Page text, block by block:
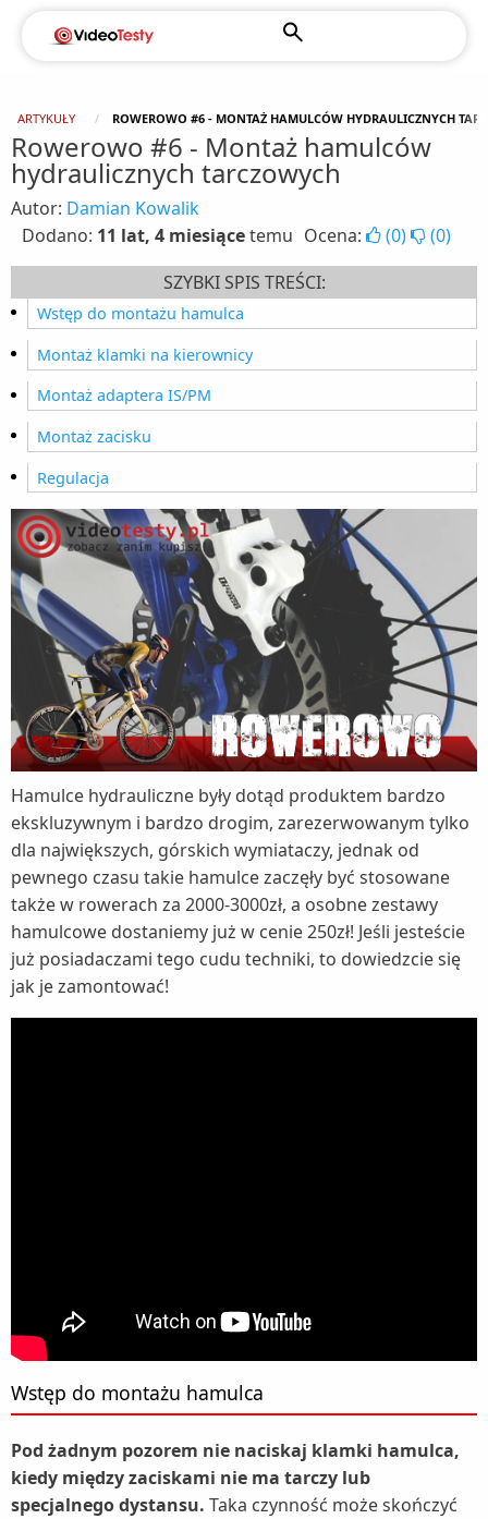
ARTYKUŁY ROWEROWO #6 - MONTAŻ HAMULCÓW HYDRAULICZNYCH
Rowerowo #6 - Montaż hamulców
hydraulicznych tarczowych
Autor: Damian Kowalik
Dodano: 11 lat, 4 miesiącetemu Ocena: (0) (0)
SZYBKI SPIS TREŚCI:
Wstęp do montażu hamulca
Montaż klamki na kierownicy
Montaż adaptera IS/PM
Montaż zacisku
Regulacja
Hamulce hydrauliczne były dotąd produktem bardzo
ekskluzywnym i bardzo drogim, zarezerwowanym tylko
dla największych, górskich wymiataczy, jednak od
pewnego czasu takie hamulce zaczęły być stosowane
także w rowerach za 2000-3000zł, a osobne zestawy
hamulcowe dostaniemy już w cenie 250zł! Jeśli jesteście
już posiadaczami tego cudu techniki, to dowiedzcie się
jak je zamontować!
Wstęp do montażu hamulca
Pod żadnym pozorem nie naciskaj klamki hamulca,
kiedy między zaciskami nie ma tarczy lub
specjalnego dystansu. Taka czynność może skończyć